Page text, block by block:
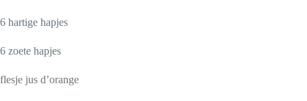
6 hartige hapjes
6 zoete hapjes
flesje jus d’orange